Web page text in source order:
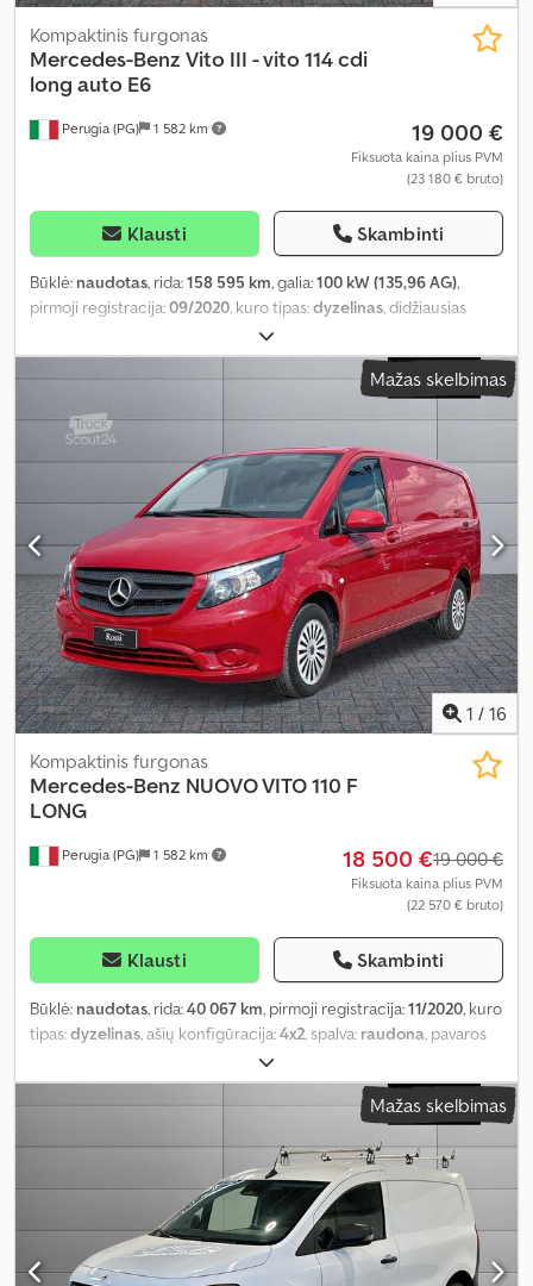
Perugia (PG) 1 582 km
Kompaktinis furgonas
Mercedes-Benz Vito III - vito 114 cdi
long auto E6
19 000 €
Fiksuota kaina plius PVM
(23 180 € bruto)
Klausti Skambinti
Būklė: naudotas, rida:158 595 km, galia:100 kW (135,96 AG),
pirmoji registracija:09/2020, kuro tipas:dyzelinas, didžiausias
, ašių konfigūracija:
pavaros tipas:automatinis, emisijos klasė:Euro 6, pakaba:plienas,
sėdimų vietų skaičius: 3, Įranga:oro kondicionavimas,
Mažas skelbimas
1 / 16
Perugia (PG) 1 582 km
Kompaktinis furgonas
Mercedes-Benz NUOVO VITO 110 F
LONG
18 500 €19 000 €
Fiksuota kaina plius PVM
(22 570 € bruto)
Klausti Skambinti
Būklė: naudotas, rida:40 067 km, pirmoji registracija:11/2020, kuro
tipas:dyzelinas, ašių konfigūracija:4x2, spalva: raudona, pavaros
, emisijos klasė:Euro 6
vietų skaičius:3, Įranga:oro kondicionavimas, vairo stiprintuvas,
Mažas skelbimas